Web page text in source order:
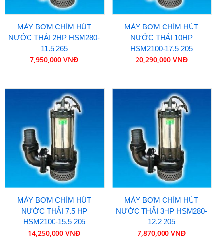
MÁY BƠM CHÌM HÚT
NƯỚC THẢI 2HP HSM280-
11.5 265
7,950,000 VNĐ
MÁY BƠM CHÌM HÚT
NƯỚC THẢI 10HP
HSM2100-17.5 205
20,290,000 VNĐ
MÁY BƠM CHÌM HÚT
NƯỚC THẢI 7.5 HP
HSM2100-15.5 205
14,250,000 VNĐ
MÁY BƠM CHÌM HÚT
NƯỚC THẢI 3HP HSM280-
12.2 205
7,870,000 VNĐ